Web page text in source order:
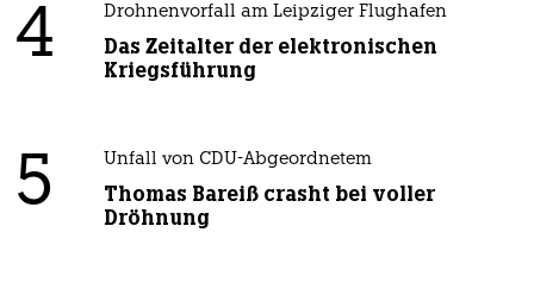
4 Drohnenvorfall am Leipziger Flughafen
Das Zeitalter der elektronischen
Kriegsführung
5 Unfall von CDU-Abgeordnetem
Thomas Bareiß crasht bei voller
Dröhnung